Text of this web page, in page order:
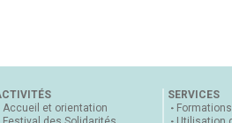
Accueil et orientation
SERVICES